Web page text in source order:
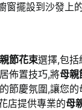
窗擺設到沙發上
節花束選擇,包括
佈置技巧,將母親
節慶氛圍,讓您
店提供專業的母